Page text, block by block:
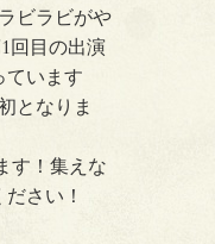
ビラビがや
回目の出演
ています
となりま
す！集えな
さい！